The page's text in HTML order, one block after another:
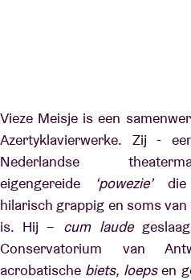
Vieze Meisje is een
Azertyklavierwerke. Zij -
Nederlandse
eigengereide
‘powezie’die
hilarisch grappig en soms
is. Hij – cum laude
Conservatorium van
acrobatische biets, loepsen